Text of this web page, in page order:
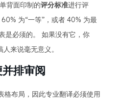
背面印制的评分标准进行评
为“一等”，或者 40% 为最
是必须的。 如果没有它，你
来说毫无意义。
排审阅
格布局，因此专业翻译必须使用